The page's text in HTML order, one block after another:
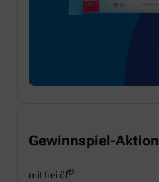
Gewinnspiel-Aktion
mit frei öl®